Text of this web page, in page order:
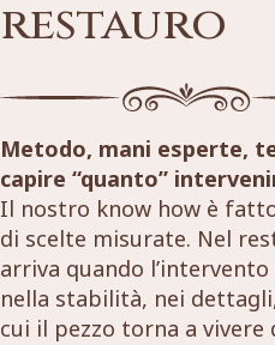
restauro
Metodo, mani esperte,
capire “quanto”
Il nostro know how è
di scelte misurate. Nel
arriva quando
nella stabilità, nei
cui il pezzo torna a